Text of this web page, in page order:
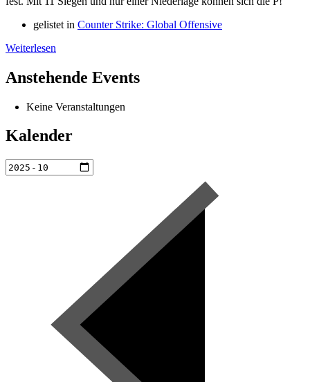
gelistet in Counter Strike: Global Offensive
Weiterlesen
Anstehende Events
Keine Veranstaltungen
Kalender